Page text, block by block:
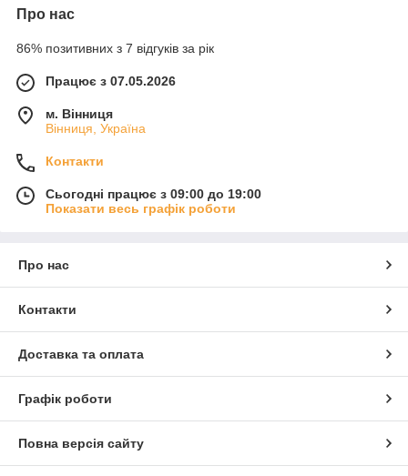
Про нас
86% позитивних з 7 відгуків за рік
Працює з 07.05.2026
м. Вінниця
Вінниця, Україна
Контакти
Сьогодні працює з 09:00 до 19:00
Показати весь графік роботи
Про нас
Контакти
Доставка та оплата
Графік роботи
Повна версія сайту